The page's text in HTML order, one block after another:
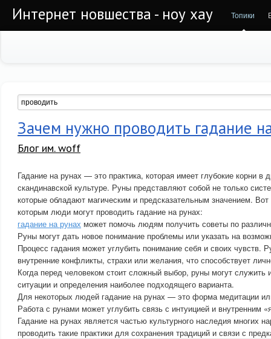
Интернет новшества - ноу хау Топики
Зачем нужно проводить гадание
Блог им. woff
Гадание на рунах — это практика, которая имеет глубокие корни в
скандинавской культуре. Руны представляют собой не только
которые обладают магическим и предсказательным значением. Вот
которым люди могут проводить гадание на рунах:
гадание на рунах может помочь людям получить советы по
Руны могут дать новое понимание проблемы или указать на
Процесс гадания может углубить понимание себя и своих чувств.
внутренние конфликты, страхи или желания, что способствует
Когда перед человеком стоит сложный выбор, руны могут служить
ситуации и определения наиболее подходящего варианта.
Для некоторых людей гадание на рунах — это форма медитации
Работа с рунами может углубить связь с интуицией и внутренним
Гадание на рунах является частью культурного наследия многих
проводить такие практики для сохранения традиций и связи с